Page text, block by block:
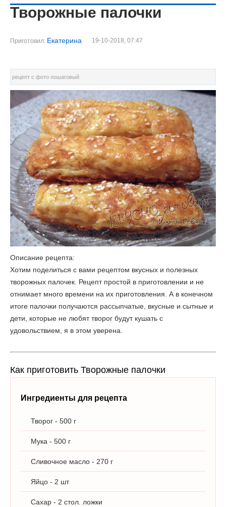
Творожные палочки
Приготовил: Екатерина 19-10-2018, 07:47
рецепт с фото пошаговый
Описание рецепта:
Хотим поделиться с вами рецептом вкусных и полезных
творожных палочек. Рецепт простой в приготовлении и не
отнимает много времени на их приготовления. А в конечном
итоге палочки получаются рассыпчатые, вкусные и сытные и
дети, которые не любят творог будут кушать с
удовольствием, я в этом уверена.
Как приготовить Творожные палочки
Ингредиенты для рецепта
Творог - 500 г
Мука - 500 г
Сливочное масло - 270 г
Яйцо - 2 шт
Сахар - 2 стол. ложки